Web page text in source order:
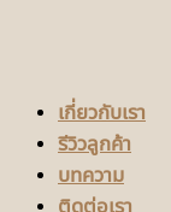
เกี่ยวกับเรา
รีวิวลูกค้า
บทความ
ติดต่อเรา